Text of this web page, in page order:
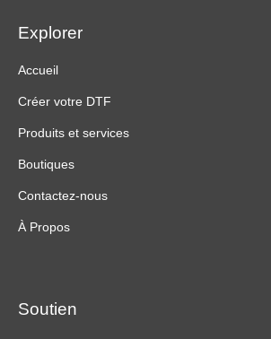
Explorer
Accueil
Créer votre DTF
Produits et services
Boutiques
Contactez-nous
À Propos
Soutien